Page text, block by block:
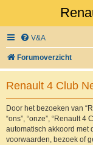
V&A
Forumoverzicht
Renault 4 Club
Door het bezoeken van
“ons”, “onze”, “Renault 4
automatisch akkoord met
voorwaarden, bezoek of